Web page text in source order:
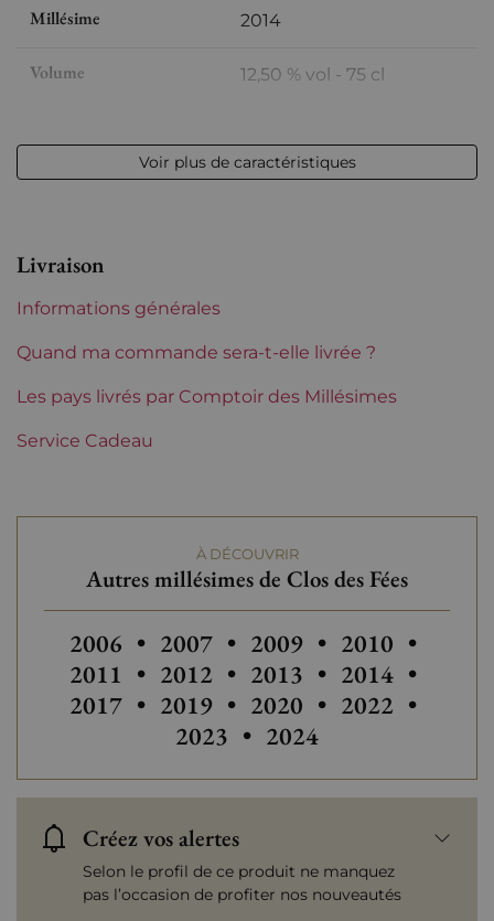
Millésime 2014
Volume 12,50 % vol - 75 cl
Niveau Parfait
Languedoc-Roussillon Clos des Fées
Tranche de prix De 50 à 80 €
Voir plus de caractéristiques
Livraison
Informations générales
Quand ma commande sera-t-elle livrée ?
Les pays livrés par Comptoir des Millésimes
Service Cadeau
À DÉCOUVRIR
Autres millésimes de Clos des Fées
Autres millésimes de Clos des Fées
2006 • Autres millésimes de Clos des
2007 • Autres millésimes de
2009 • Autres
2010 •
2011 • Autres millésimes de Clos des
2012 • Autres millésimes de
2013 • Autres
2014 •
2017 • 2019 • 2020 • 2022 •
2023 • 2024
Créez vos alertes
Selon le profil de ce produit ne manquez
pas l’occasion de profiter nos nouveautés